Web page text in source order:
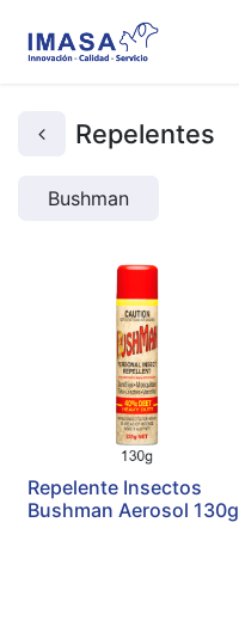
Repelentes
Bushman
Repelente Insectos
Bushman Aerosol 130g